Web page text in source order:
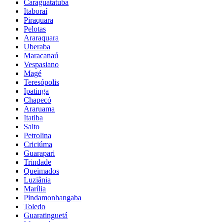
Caraguatatuba
Itaboraí
Piraquara
Pelotas
Araraquara
Uberaba
Maracanaú
Vespasiano
Magé
Teresópolis
Ipatinga
Chapecó
Araruama
Itatiba
Salto
Petrolina
Criciúma
Guarapari
Trindade
Queimados
Luziânia
Marília
Pindamonhangaba
Toledo
Guaratinguetá